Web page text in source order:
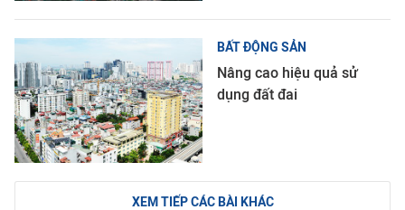
BẤT ĐỘNG SẢN
Nâng cao hiệu quả sử
dụng đất đai
XEM TIẾP CÁC BÀI KHÁC